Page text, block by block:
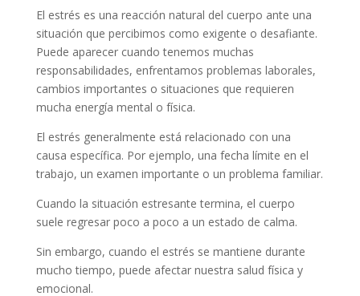
El estrés es una reacción natural del cuerpo ante una
situación que percibimos como exigente o desafiante.
Puede aparecer cuando tenemos muchas
responsabilidades, enfrentamos problemas laborales,
cambios importantes o situaciones que requieren
mucha energía mental o física.
El estrés generalmente está relacionado con una
causa específica. Por ejemplo, una fecha límite en el
trabajo, un examen importante o un problema familiar.
Cuando la situación estresante termina, el cuerpo
suele regresar poco a poco a un estado de calma.
Sin embargo, cuando el estrés se mantiene durante
mucho tiempo, puede afectar nuestra salud física y
emocional.